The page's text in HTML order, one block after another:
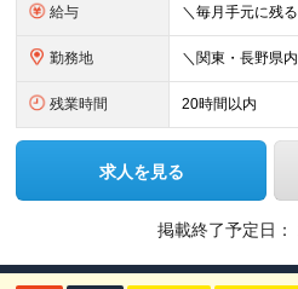
給与
勤務地
残業時間 20時間以内
求人を見る
掲載終了予定日：